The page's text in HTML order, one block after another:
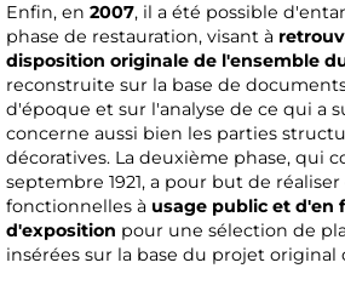
Enfin, en 2007, il a été possible
phase de restauration, visant à
disposition originale de l'ensemble
reconstruite sur la base de
d'époque et sur l'analyse de ce qui a
concerne aussi bien les parties
décoratives. La deuxième phase, qui
septembre 1921, a pour but de
fonctionnelles à usage public et d'en
d'exposition pour une sélection de
insérées sur la base du projet original